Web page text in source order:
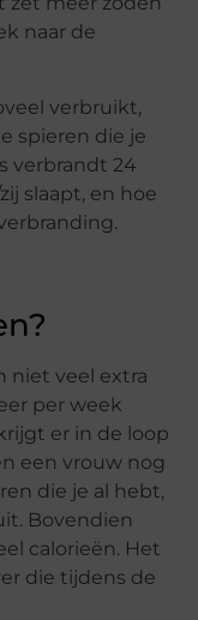
naar de
verbruikt,
spieren die je
verbrandt 24
slaapt, en hoe
niet veel extra
per week
er in de loop
een vrouw nog
die je al hebt,
Bovendien
calorieën. Het
die tijdens de